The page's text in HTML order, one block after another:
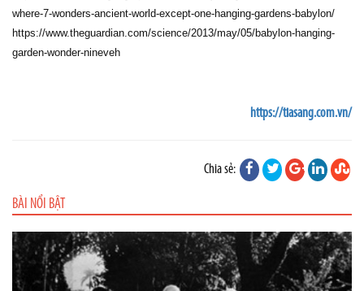
where-7-wonders-ancient-world-except-one-hanging-gardens-babylon/
https://www.theguardian.com/science/2013/may/05/babylon-hanging-
garden-wonder-nineveh
https://tiasang.com.vn/
Chia sẻ:
BÀI NỔI BẬT